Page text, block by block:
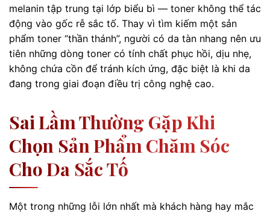
melanin tập trung tại lớp biểu bì — toner không thể tác
động vào gốc rễ sắc tố. Thay vì tìm kiếm một sản
phẩm toner “thần thánh”, người có da tàn nhang nên ưu
tiên những dòng toner có tính chất phục hồi, dịu nhẹ,
không chứa cồn để tránh kích ứng, đặc biệt là khi da
đang trong giai đoạn điều trị công nghệ cao.
Sai Lầm Thường Gặp Khi
Chọn Sản Phẩm Chăm Sóc
Cho Da Sắc Tố
Một trong những lỗi lớn nhất mà khách hàng hay mắc